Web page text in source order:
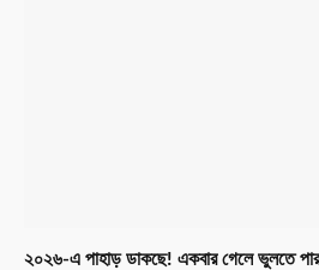
২০২৬-এ পাহাড় ডাকছে! একবার গেলে ভুলতে